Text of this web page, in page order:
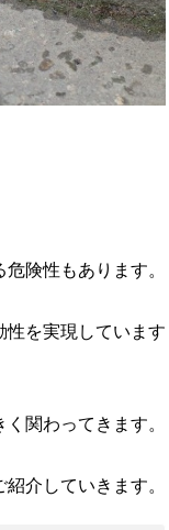
険性もあります。
性を実現しています
関わってきます。
介していきます。